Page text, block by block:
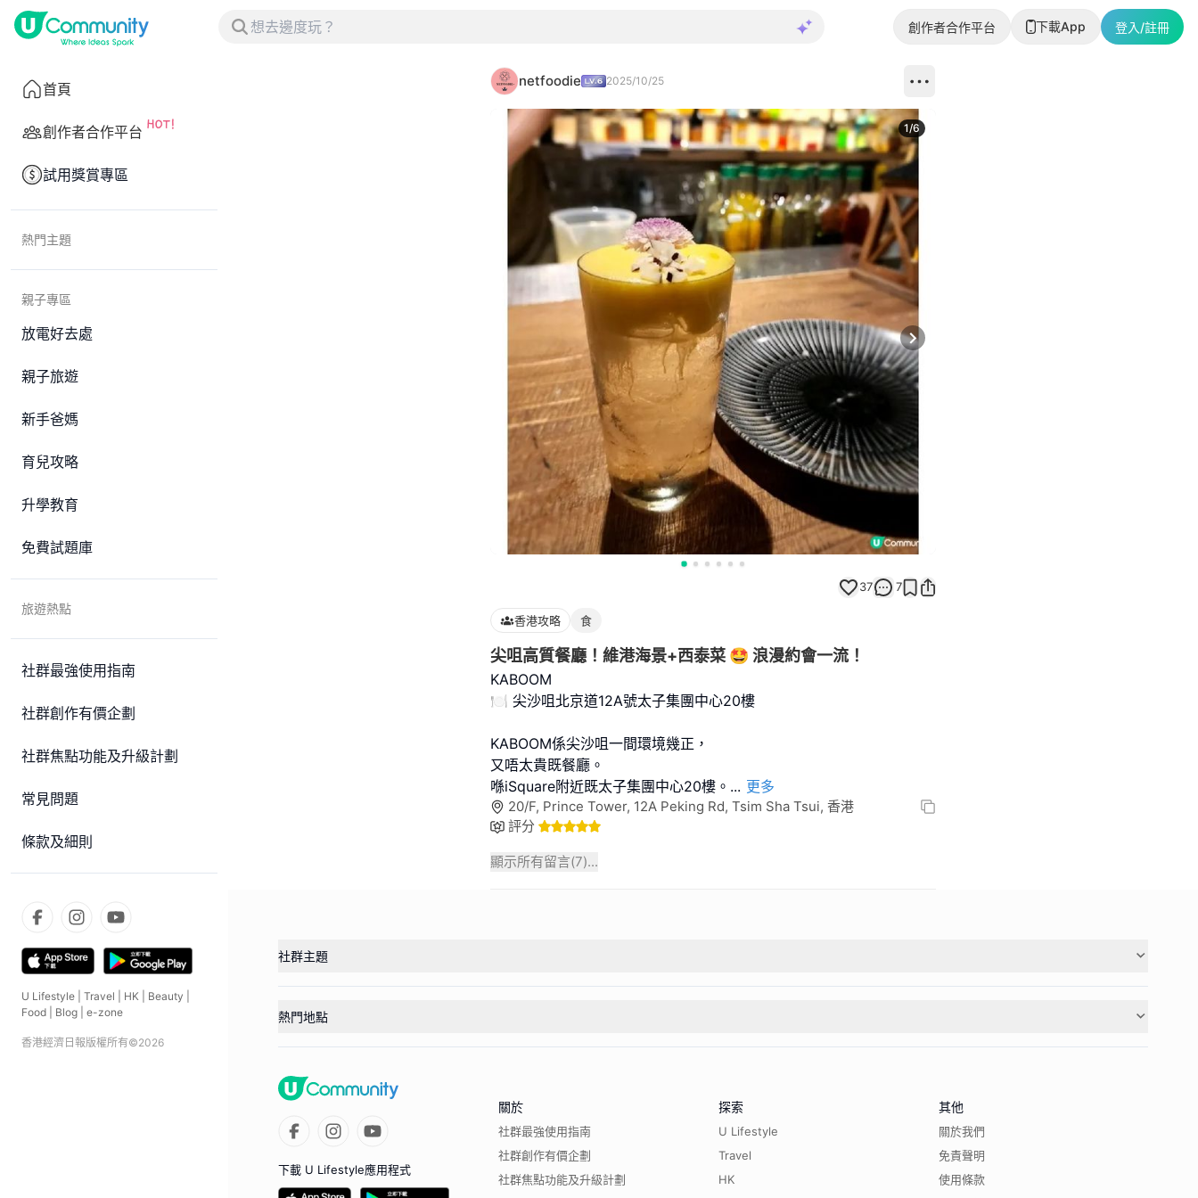
創作者合作平台 下載App 登入/註冊
首頁
創作者合作平台
試用獎賞專區
熱門主題
親子專區
放電好去處
親子旅遊
新手爸媽
育兒攻略
升學教育
免費試題庫
旅遊熱點
社群最強使用指南
社群創作有價企劃
社群焦點功能及升級計劃
常見問題
條款及細則
U Lifestyle Travel HK Beauty
Food
Blog e-zone
香港經濟日報版權所有©2026
netfoodie 2025/10/25
Next slide
1/6
37 7
香港攻略 食
尖咀高質餐廳！維港海景+西泰菜 🤩 浪漫約會一流！
KABOOM
🍽 尖沙咀北京道12A號太子集團中心20樓
KABOOM係尖沙咀一間環境幾正，
又唔太貴既餐廳。
喺iSquare附近既太子集團中心20樓。 ... 更多
20/F, Prince Tower, 12A Peking Rd, Tsim Sha Tsui, 香港
評分
顯示所有留言(7)...
社群主題
熱門地點
下載 U Lifestyle應用程式
關於
社群最強使用指南
社群創作有價企劃
社群焦點功能及升級計劃
探索
U Lifestyle
Travel
HK
其他
關於我們
免責聲明
使用條款